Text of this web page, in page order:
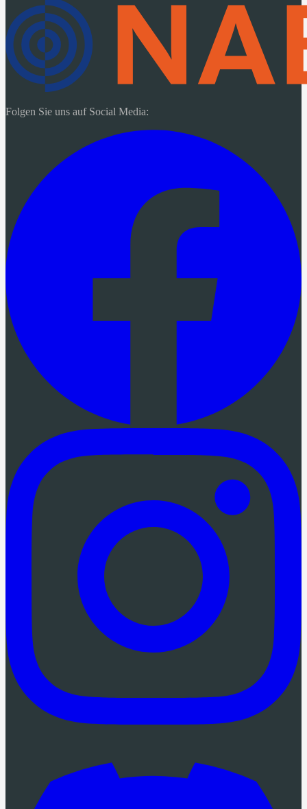
Folgen Sie uns auf Social Media: